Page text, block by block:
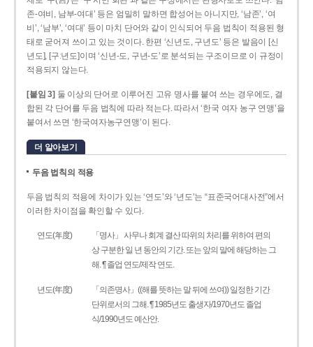
존­-여비, 남부-­여대’ 등은 엄밀히 말하면 합성어는 아니지만, ‘남존’, ‘여
비’, ‘남부’, ‘여대’ 등이 마치 단어와 같이 인식되어 두음 법칙이 적용된 형
태로 굳어져 쓰이고 있는 것이다. 한편 ‘신년도, 구년도’ 등은 발음이 [신
년도], [구ː년도]이며 ‘신년­-도, 구년-­도’로 분석되는 구조이므로 이 규정이
적용되지 않는다.
[붙임 3] 둘 이상의 단어로 이루어진 고유 명사를 붙여 쓰는 경우에도, 결
합된 각 단어를 두음 법칙에 따라 적는다. 따라서 ‘한국 여자 농구 연맹’을
붙여서 쓰면 ‘한국여자농구연맹’이 된다.
더 알아보기
두음 법칙의 적용
두음 법칙의 적용에 차이가 있는 ‘연도’와 ‘년도’는 “표준국어대사전”에서
이러한 차이점을 확인할 수 있다.
연도(年度)
「명사」 사무나 회계 결산 따위의 처리를 위하여 편의
상 구분한 일 년 동안의 기간. 또는 앞의 말에 해당하는 그
해. ¶ 졸업 연도/제작 연도.
년도(年度)
「의존명사」((해를 뜻하는 말 뒤에 쓰여)) 일정한 기간
단위로서의 그해. ¶ 1985년도 출생자/1970년도 졸업
식/1990년도 예산안.